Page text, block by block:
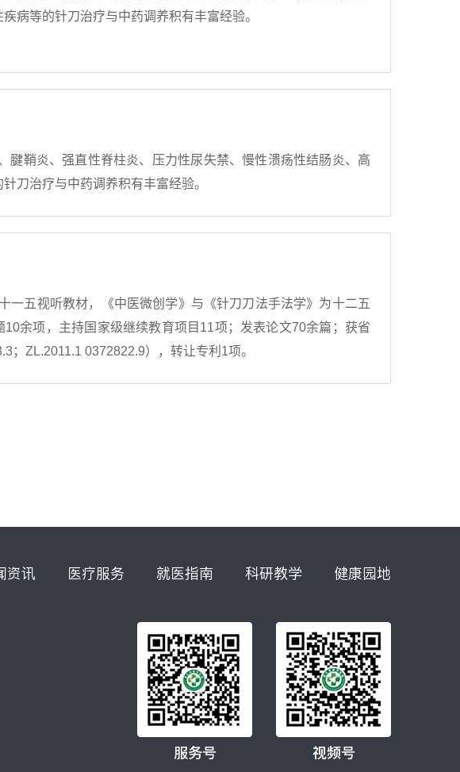
病等的针刀治疗与中药调养积有丰富经验。
鞘炎、强直性脊柱炎、压力性尿失禁、慢性溃疡性结肠炎、高
刀治疗与中药调养积有丰富经验。
五视听教材，《中医微创学》与《针刀刀法手法学》为十二五
余项，主持国家级继续教育项目11项；发表论文70余篇；获省
ZL.2011.1 0372822.9），转让专利1项。
资讯 医疗服务 就医指南 科研教学 健康园地
服务号 视频号